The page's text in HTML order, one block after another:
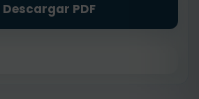
Descargar PDF